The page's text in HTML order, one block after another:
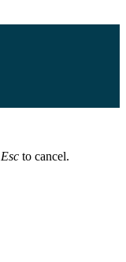
Esc to cancel.